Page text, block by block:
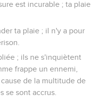
est incurable ; ta plaie
ta plaie ; il n'y a pour
; ils ne s'inquiètent
frappe un ennemi,
de la multitude de
se sont accrus.